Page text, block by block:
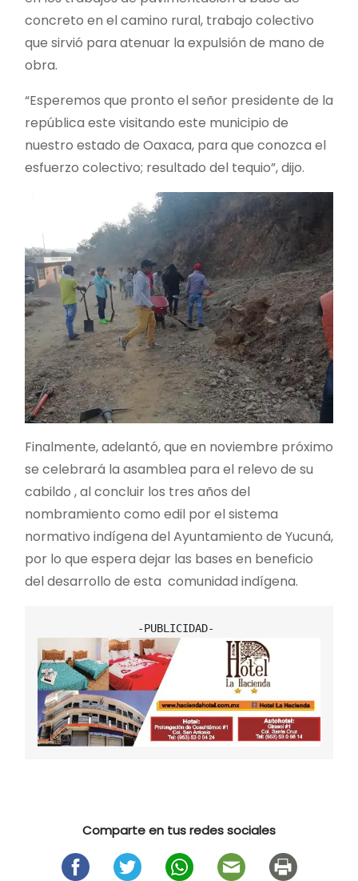
concreto en el camino rural, trabajo colectivo
que sirvió para atenuar la expulsión de mano de
obra.
“Esperemos que pronto el señor presidente de la
república este visitando este municipio de
nuestro estado de Oaxaca, para que conozca el
esfuerzo colectivo; resultado del tequio”, dijo.
Finalmente, adelantó, que en noviembre próximo
se celebrará la asamblea para el relevo de su
cabildo , al concluir los tres años del
nombramiento como edil por el sistema
normativo indígena del Ayuntamiento de Yucuná,
por lo que espera dejar las bases en beneficio
del desarrollo de esta comunidad indígena.
Comparte en tus redes sociales